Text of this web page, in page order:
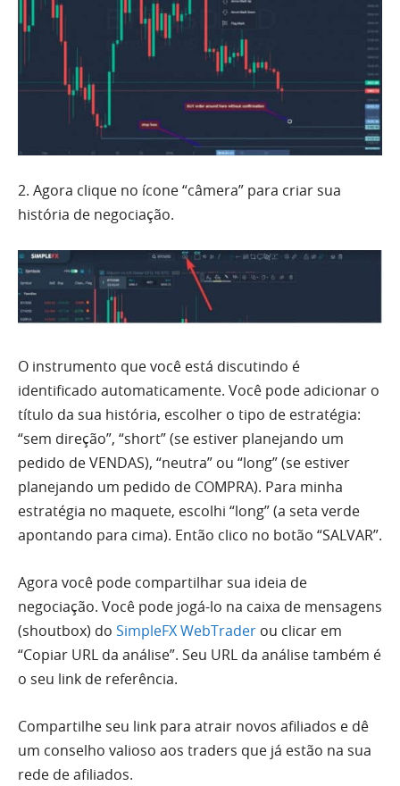
2. Agora clique no ícone “câmera” para criar sua
história de negociação.
O instrumento que você está discutindo é
identificado automaticamente. Você pode adicionar o
título da sua história, escolher o tipo de estratégia:
“sem direção”, “short” (se estiver planejando um
pedido de VENDAS), “neutra” ou “long” (se estiver
planejando um pedido de COMPRA). Para minha
estratégia no maquete, escolhi “long” (a seta verde
apontando para cima). Então clico no botão “SALVAR”.
Agora você pode compartilhar sua ideia de
negociação. Você pode jogá-lo na caixa de mensagens
(shoutbox) do SimpleFX WebTrader ou clicar em
“Copiar URL da análise”. Seu URL da análise também é
o seu link de referência.
Compartilhe seu link para atrair novos afiliados e dê
um conselho valioso aos traders que já estão na sua
rede de afiliados.